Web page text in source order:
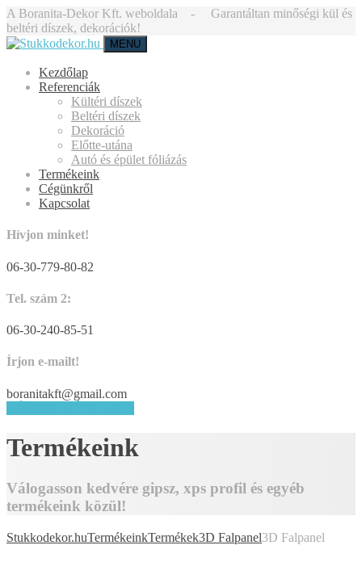
A Boranita-Dekor Kft. weboldala - Garantáltan minőségi kül és
beltéri díszek, dekorációk!
MENU
Kezdőlap
Referenciák
Kültéri díszek
Beltéri díszek
Dekoráció
Előtte-utána
Autó és épület fóliázás
Termékeink
Cégünkről
Kapcsolat
Hívjon minket!
06-30-779-80-82
Tel. szám 2:
06-30-240-85-51
Írjon e-mailt!
boranitakft@gmail.com
Termékeink
Válogasson kedvére gipsz, xps profil és egyéb
termékeink közül!
Stukkodekor.huTermékeinkTermékek3D Falpanel3D Falpanel